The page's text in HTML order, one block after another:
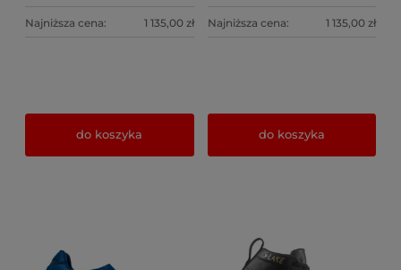
Najniższa cena: 1 135,00 zł
do koszyka
Najniższa cena: 1 135,00 zł
do koszyka